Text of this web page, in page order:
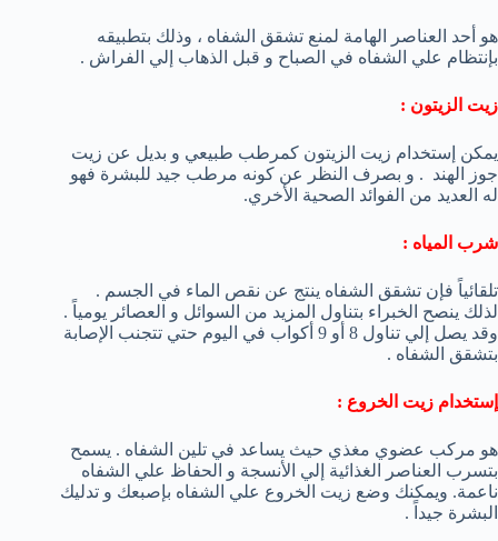
هو أحد العناصر الهامة لمنع تشقق الشفاه ، وذلك بتطبيقه
بإنتظام علي الشفاه في الصباح و قبل الذهاب إلي الفراش .
زيت الزيتون :
يمكن إستخدام زيت الزيتون كمرطب طبيعي و بديل عن زيت
جوز الهند . و بصرف النظر عن كونه مرطب جيد للبشرة فهو
له العديد من الفوائد الصحية الأخري.
شرب المياه :
تلقائياً فإن تشقق الشفاه ينتج عن نقص الماء في الجسم .
لذلك ينصح الخبراء بتناول المزيد من السوائل و العصائر يومياً .
وقد يصل إلي تناول 8 أو 9 أكواب في اليوم حتي تتجنب الإصابة
بتشقق الشفاه .
إستخدام زيت الخروع :
هو مركب عضوي مغذي حيث يساعد في تلين الشفاه . يسمح
بتسرب العناصر الغذائية إلي الأنسجة و الحفاظ علي الشفاه
ناعمة. ويمكنك وضع زيت الخروع علي الشفاه بإصبعك و تدليك
البشرة جيداً .